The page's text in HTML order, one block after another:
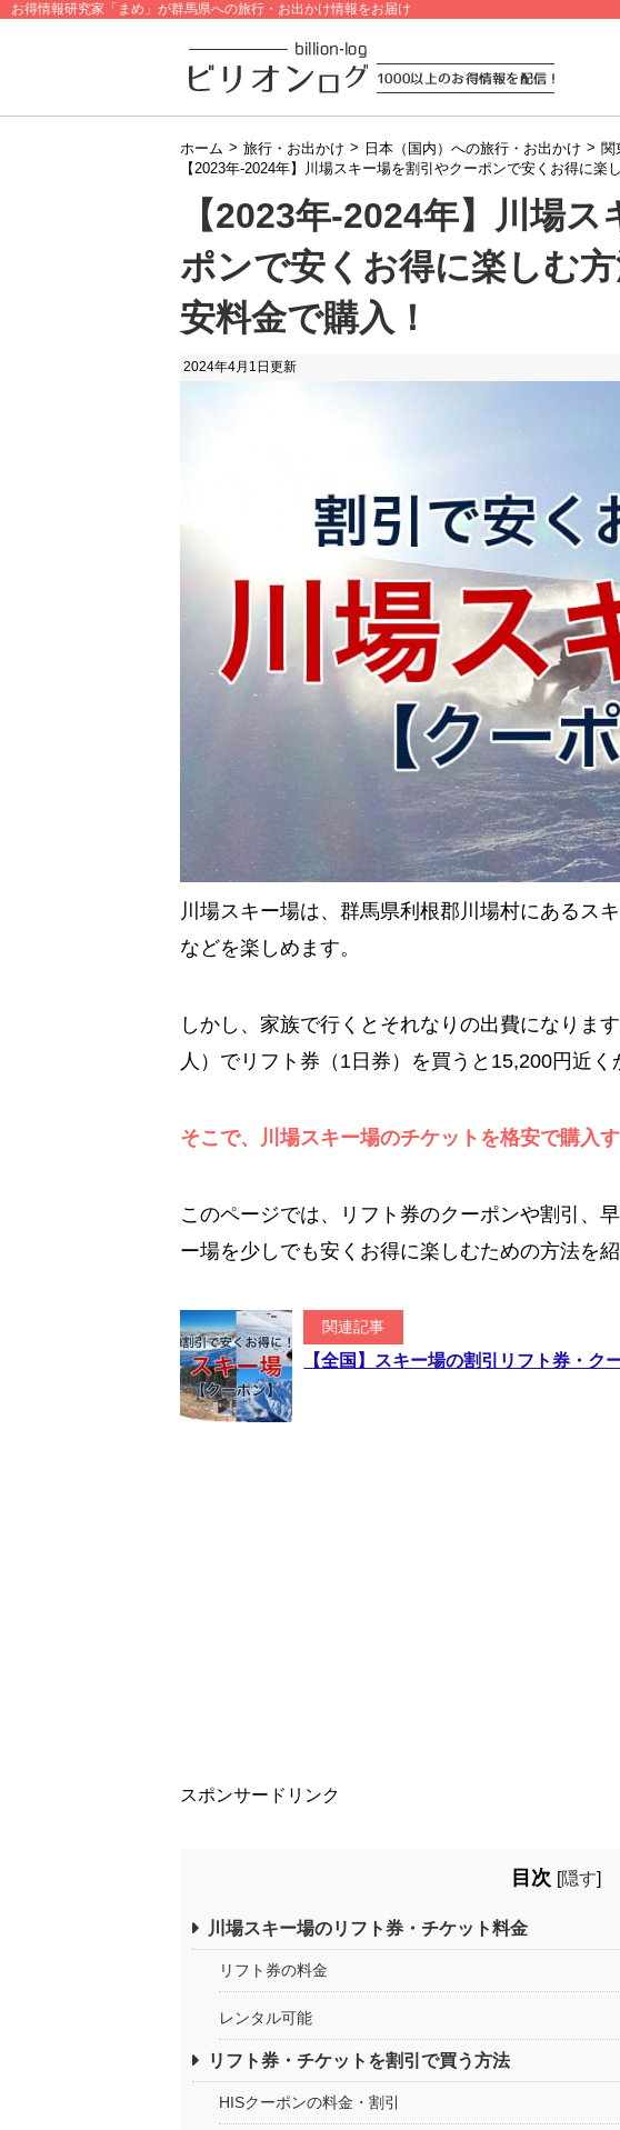
お得情報研究家「まめ」が群馬県への旅行・お出かけ情報をお届け
ホーム > 旅行・お出かけ > 日本（国内）への旅行・お出かけ > 関
【2023年-2024年】川場スキー場を割引やクーポンで安くお得に楽
【2023年-2024年】川場
ポンで安くお得に楽しむ
安料金で購入！
2024年4月1日 更新
川場スキー場は、群馬県利根郡川場村にあるス
などを楽しめます。
しかし、家族で行くとそれなりの出費になりま
人）でリフト券（1日券）を買うと15,200円近く
そこで、川場スキー場のチケットを格安で購入
このページでは、リフト券のクーポンや割引、
ー場を少しでも安くお得に楽しむための方法を紹
関連記事
【全国】スキー場の割引リフト券・ク
スポンサードリンク
目次 [隠す]
川場スキー場のリフト券・チケット料金
リフト券の料金
レンタル可能
リフト券・チケットを割引で買う方法
HISクーポンの料金・割引